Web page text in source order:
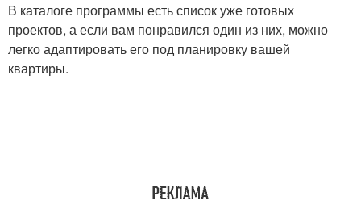
В каталоге программы есть список уже готовых
проектов, а если вам понравился один из них, можно
легко адаптировать его под планировку вашей
квартиры.